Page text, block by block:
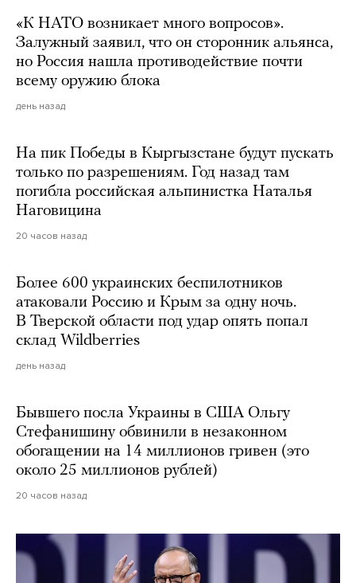
«К НАТО возникает много вопросов».
Залужный заявил, что он сторонник альянса,
но Россия нашла противодействие почти
всему оружию блока
день назад
На пик Победы в Кыргызстане будут пускать
только по разрешениям. Год назад там
погибла российская альпинистка Наталья
Наговицина
20 часов назад
Более 600 украинских беспилотников
атаковали Россию и Крым за одну ночь.
В Тверской области под удар опять попал
склад Wildberries
день назад
Бывшего посла Украины в США Ольгу
Стефанишину обвинили в незаконном
обогащении на 14 миллионов гривен (это
около 25 миллионов рублей)
20 часов назад